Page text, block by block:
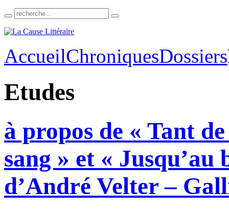
AccueilChroniquesDossiers
Etudes
à propos de « Tant
sang » et «
d’André Velter –